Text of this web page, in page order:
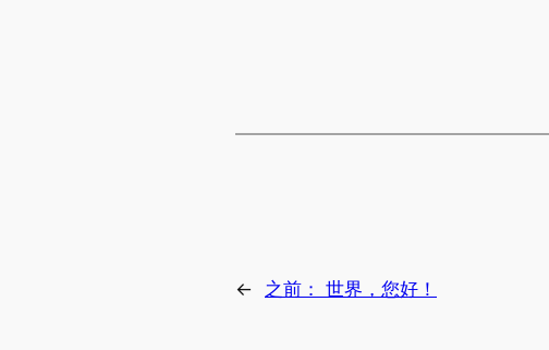
← 之前： 世界，您好！